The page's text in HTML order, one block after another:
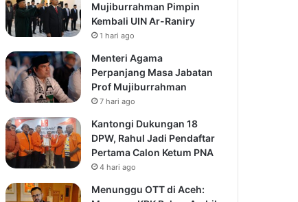
Mujiburrahman Pimpin
Kembali UIN Ar-Raniry
1 hari ago
Menteri Agama
Perpanjang Masa Jabatan
Prof Mujiburrahman
7 hari ago
Kantongi Dukungan 18
DPW, Rahul Jadi Pendaftar
Pertama Calon Ketum PNA
4 hari ago
Menunggu OTT di Aceh: